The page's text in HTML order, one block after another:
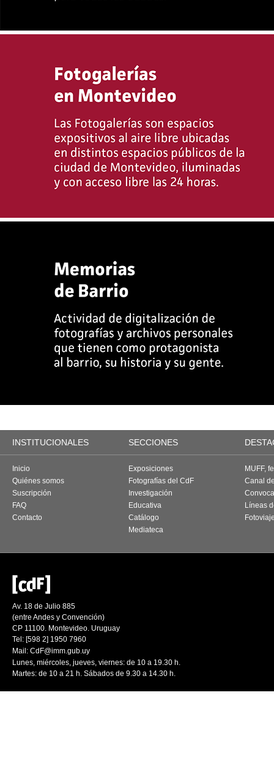
INSTITUCIONALES SECCIONES
Inicio
Quiénes somos
Suscripción
FAQ
Contacto
Exposiciones
Fotografías del CdF
Investigación
Educativa
Catálogo
Mediateca
MUFF,
Canal
Líneas
Av. 18 de Julio 885
(entre Andes y Convención)
CP 11100. Montevideo. Uruguay
Tel: [598 2] 1950 7960
Mail: CdF@imm.gub.uy
Lunes, miércoles, jueves, viernes: de 10 a 19.30 h.
Martes: de 10 a 21 h. Sábados de 9.30 a 14.30 h.